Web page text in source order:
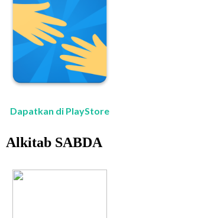
Dapatkan di PlayStore